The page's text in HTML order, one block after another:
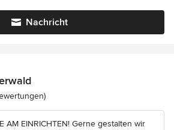
Nachricht
4.5 von 5 Sternen
AM EINRICHTEN! Gerne gestalten wir